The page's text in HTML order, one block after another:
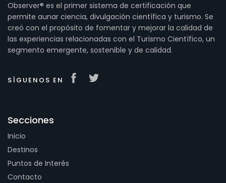
Observer® es el primer sistema de certificación que
permite aunar ciencia, divulgación científica y turismo. Se
creó con el propósito de fomentar y mejorar la calidad de
las experiencias relacionadas con el Turismo Científico, un
segmento emergente, sostenible y de calidad.
SÍGUENOS EN
Secciones
Inicio
Destinos
Puntos de Interés
Contacto